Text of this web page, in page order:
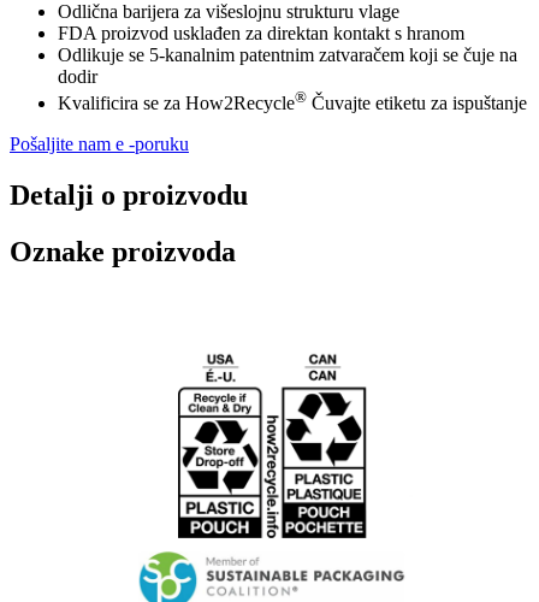
Odlična barijera za višeslojnu strukturu vlage
FDA proizvod usklađen za direktan kontakt s hranom
Odlikuje se 5-kanalnim patentnim zatvaračem koji se čuje na
dodir
Kvalificira se za How2Recycle® Čuvajte etiketu za ispuštanje
Pošaljite nam e -poruku
Detalji o proizvodu
Oznake proizvoda